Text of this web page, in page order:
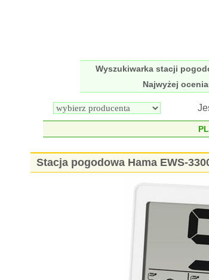
Wyszukiwarka stacji
Najwyżej
Stacja pogodowa Hama EWS-